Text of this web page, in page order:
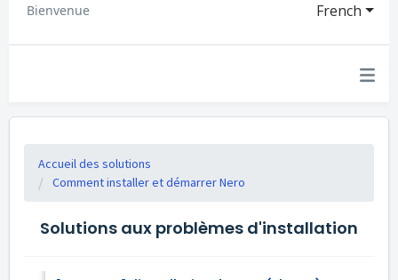
French
Bienvenue
Accueil des solutions
Comment installer et démarrer Nero
Solutions aux problèmes d'installation